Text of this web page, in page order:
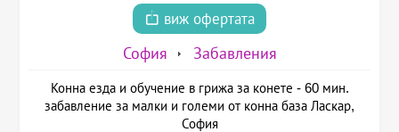
виж офертата
София Забавления
Конна езда и обучение в грижа за конете - 60 мин.
забавление за малки и големи от конна база Ласкар,
София